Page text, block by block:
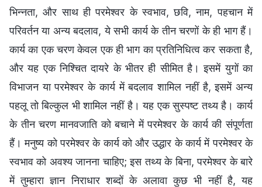
भिन्नता, और साथ ही परमेश्वर के स्वभाव, छवि, नाम, पहचान में
परिवर्तन या अन्य बदलाव, ये सभी कार्य के तीन चरणों के ही भाग हैं।
कार्य का एक चरण केवल एक ही भाग का प्रतिनिधित्व कर सकता है,
और यह एक निश्चित दायरे के भीतर ही सीमित है। इसमें युगों का
विभाजन या परमेश्वर के कार्य में बदलाव शामिल नहीं है, इसमें अन्य
पहलू तो बिल्कुल भी शामिल नहीं है। यह एक सुस्पष्ट तथ्य है। कार्य
के तीन चरण मानवजाति को बचाने में परमेश्वर के कार्य की संपूर्णता
हैं। मनुष्य को परमेश्वर के कार्य को और उद्धार के कार्य में परमेश्वर के
स्वभाव को अवश्य जानना चाहिए; इस तथ्य के बिना, परमेश्वर के बारे
में तुम्हारा ज्ञान निराधार शब्दों के अलावा कुछ भी नहीं है, यह